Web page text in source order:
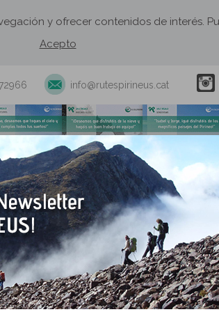
y ofrecer contenidos de interés.
Acepto
info@rutespirineus.cat
guiadas Rutas autoguiadas